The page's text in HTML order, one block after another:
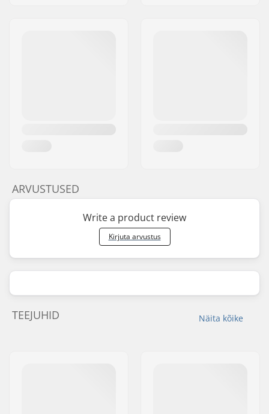
ARVUSTUSED
Write a product review
Kirjuta arvustus
Näita kõike
TEEJUHID